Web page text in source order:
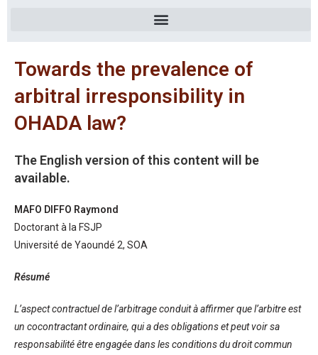
Towards the prevalence of
arbitral irresponsibility in
OHADA law?
The English version of this content will be
available.
MAFO DIFFO Raymond
Doctorant à la FSJP
Université de Yaoundé 2, SOA
Résumé
L’aspect contractuel de l’arbitrage conduit à affirmer que l’arbitre est
un cocontractant ordinaire, qui a des obligations et peut voir sa
responsabilité être engagée dans les conditions du droit commun